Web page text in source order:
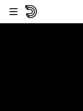
Vai al lettore
Passa al contenuto